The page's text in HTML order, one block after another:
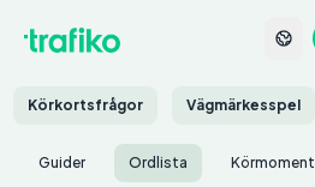
Körkortsfrågor Vägmärkesspel
Guider Ordlista Körmoment